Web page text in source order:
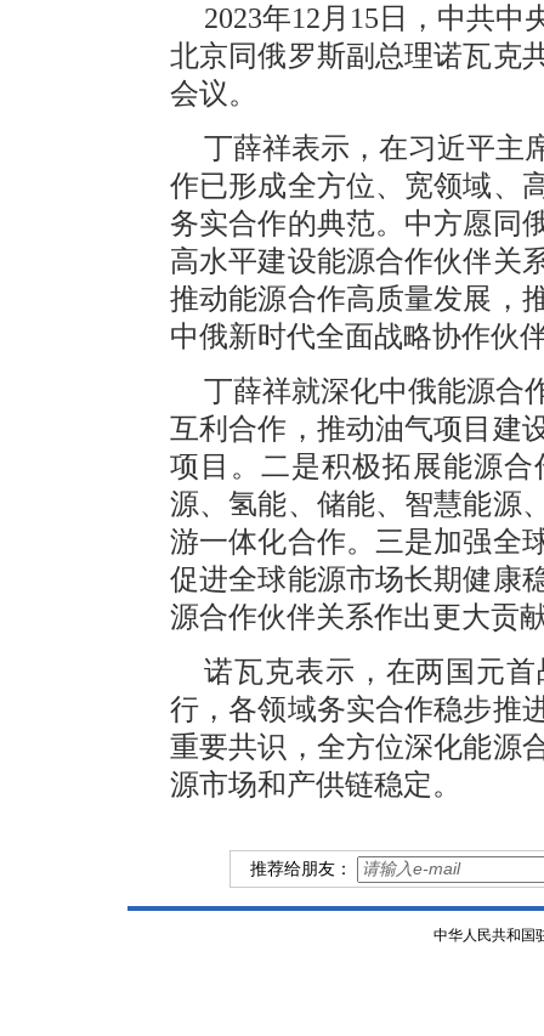
2023年12月15日，中共
北京同俄罗斯副总理诺瓦克
会议。
丁薛祥表示，在习近平主
作已形成全方位、宽领域、
务实合作的典范。中方愿同
高水平建设能源合作伙伴关
推动能源合作高质量发展，
中俄新时代全面战略协作伙
丁薛祥就深化中俄能源合
互利合作，推动油气项目建
项目。二是积极拓展能源
源、氢能、储能、智慧能源
游一体化合作。三是加强全
促进全球能源市场长期健康
源合作伙伴关系作出更大贡
诺瓦克表示，在两国元
行，各领域务实合作稳步推
重要共识，全方位深化能源
源市场和产供链稳定。
推荐给朋友：
中华人民共和国